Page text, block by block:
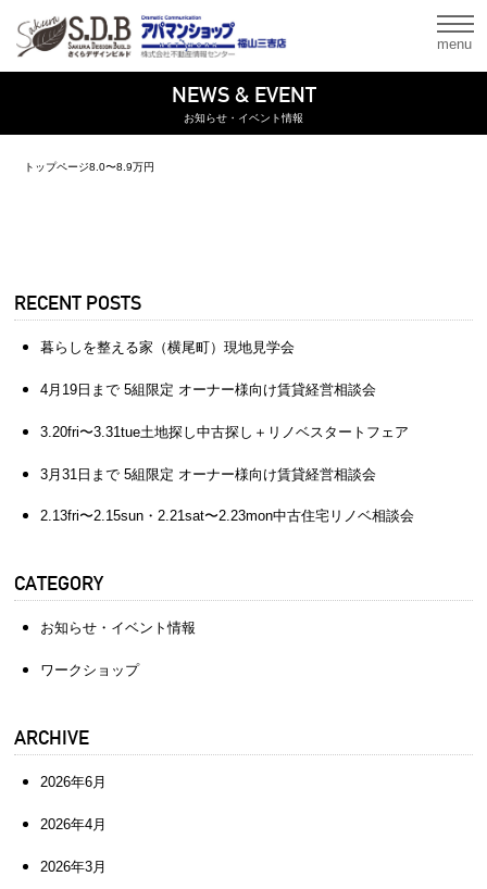
menu
NEWS & EVENT
お知らせ・イベント情報
トップページ8.0〜8.9万円
RECENT POSTS
暮らしを整える家（横尾町）現地見学会
4月19日まで 5組限定 オーナー様向け賃貸経営相談会
3.20fri〜3.31tue土地探し中古探し＋リノベスタートフェア
3月31日まで 5組限定 オーナー様向け賃貸経営相談会
2.13fri〜2.15sun・2.21sat〜2.23mon中古住宅リノベ相談会
CATEGORY
お知らせ・イベント情報
ワークショップ
ARCHIVE
2026年6月
2026年4月
2026年3月